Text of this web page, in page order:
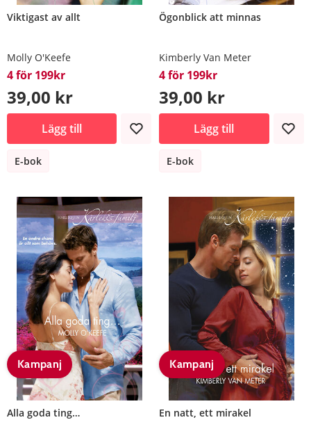
Viktigast av allt
Molly O'Keefe
4 för 199kr
39,00 kr
Lägg till
E-bok
Ögonblick att minnas
Kimberly Van Meter
4 för 199kr
39,00 kr
Lägg till
E-bok
Kampanj
Alla goda ting…
Kampanj
En natt, ett mirakel